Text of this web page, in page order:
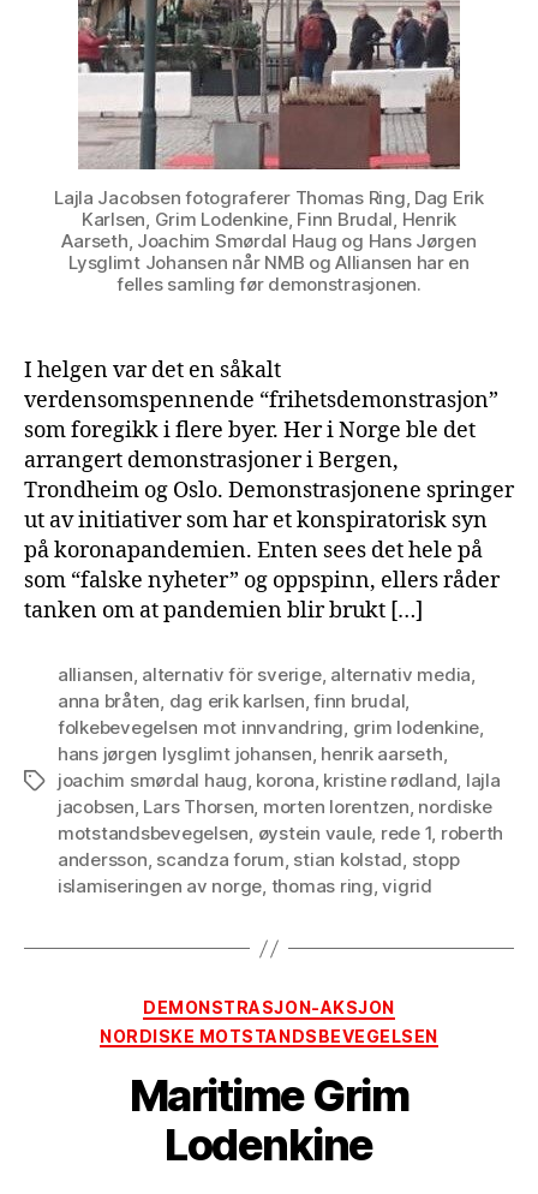
Lajla Jacobsen fotograferer Thomas Ring, Dag Erik
Karlsen, Grim Lodenkine, Finn Brudal, Henrik
Aarseth, Joachim Smørdal Haug og Hans Jørgen
Lysglimt Johansen når NMB og Alliansen har en
felles samling før demonstrasjonen.
I helgen var det en såkalt
verdensomspennende “frihetsdemonstrasjon”
som foregikk i flere byer. Her i Norge ble det
arrangert demonstrasjoner i Bergen,
Trondheim og Oslo. Demonstrasjonene springer
ut av initiativer som har et konspiratorisk syn
på koronapandemien. Enten sees det hele på
som “falske nyheter” og oppspinn, ellers råder
tanken om at pandemien blir brukt […]
Tags
alliansen, alternativ för sverige, alternativ media,
anna bråten, dag erik karlsen,finn brudal,
folkebevegelsen mot innvandring, grim lodenkine,
hans jørgen lysglimt johansen, henrik aarseth,
joachim smørdal haug, korona, kristine rødland, lajla
jacobsen, Lars Thorsen, morten lorentzen, nordiske
motstandsbevegelsen, øystein vaule, rede 1, roberth
andersson, scandza forum, stian kolstad, stopp
islamiseringen av norge, thomas ring,vigrid
Categories
DEMONSTRASJON-AKSJON
NORDISKE MOTSTANDSBEVEGELSEN
Maritime Grim
Lodenkine